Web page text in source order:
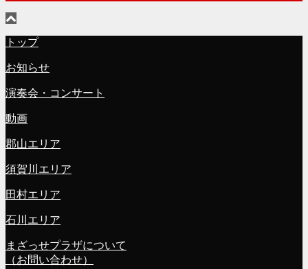
トップ
お知らせ
演奏会・コンサート
動画
郡山エリア
須賀川エリア
田村エリア
石川エリア
まざっせプラザについて
（お問い合わせ）